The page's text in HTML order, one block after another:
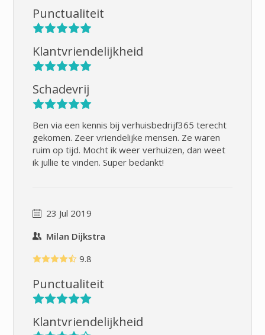
Punctualiteit
Klantvriendelijkheid
Schadevrij
Ben via een kennis bij verhuisbedrijf365 terecht
gekomen. Zeer vriendelijke mensen. Ze waren
ruim op tijd. Mocht ik weer verhuizen, dan weet
ik jullie te vinden. Super bedankt!
23 Jul 2019
Milan Dijkstra
9.8
Punctualiteit
Klantvriendelijkheid